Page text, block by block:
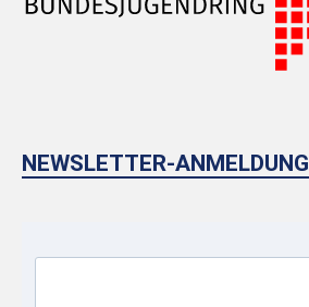
NEWSLETTER-ANMELDUNG